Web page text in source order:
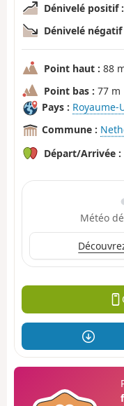
Dénivelé positif :
Dénivelé négatif
Point haut : 88
Point bas : 77 m
Pays : Royaume-
Commune :
Départ/Arrivée :
Météo